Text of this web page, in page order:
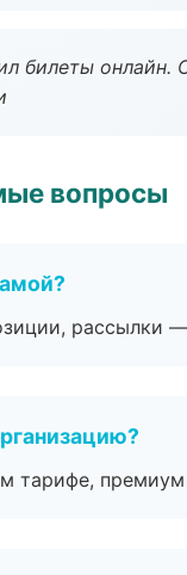
билеты онлайн.
вопросы
рассылки
тарифе,